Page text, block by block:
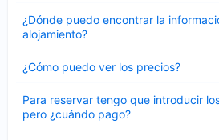
¿Dónde puedo encontrar la
alojamiento?
cerrado
¿Cómo puedo ver los precios?
cerrado
Para reservar tengo que introducir
pero ¿cuándo pago?
cerrado